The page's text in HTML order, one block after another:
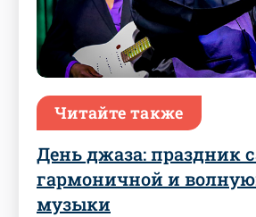
Читайте также
День джаза: праздник
гармоничной и
музыки